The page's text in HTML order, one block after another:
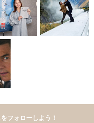
フォローしよう！